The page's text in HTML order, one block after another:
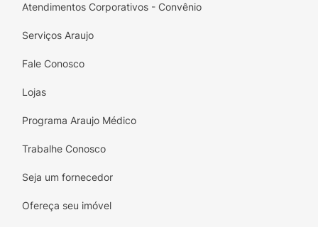
Atendimentos Corporativos - Convênio
Serviços Araujo
Fale Conosco
Lojas
Programa Araujo Médico
Trabalhe Conosco
Seja um fornecedor
Ofereça seu imóvel